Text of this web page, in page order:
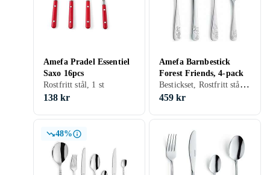
Amefa Pradel Essentiel
Saxo 16pcs
Rostfritt stål, 1 st
138 kr
Amefa Barnbestick
Forest Friends, 4-pack
Bestickset, Rostfritt stål, 4 st, För barn
459 kr
48%